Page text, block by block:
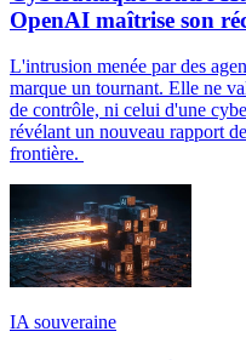
OpenAI maîtrise son
L'intrusion menée par des
marque un tournant. Elle ne
de contrôle, ni celui d'une
révélant un nouveau rapport
frontière.
IA souveraine